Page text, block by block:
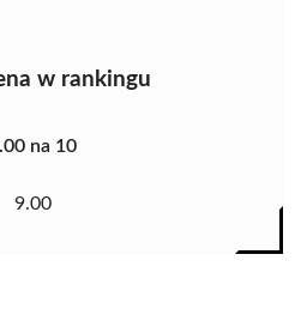
w rankingu
na 10
9.00